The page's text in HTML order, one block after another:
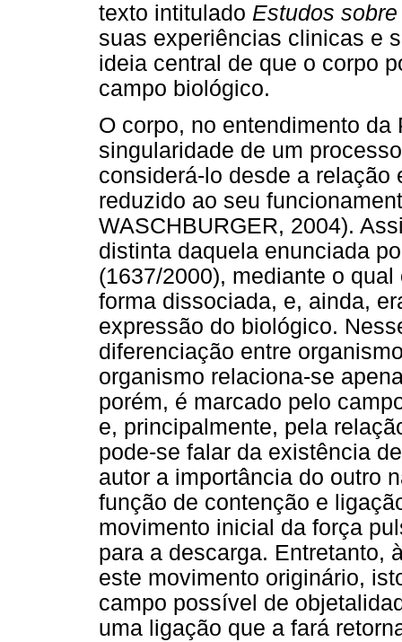
texto intitulado Estudos
suas experiências clinicas e
ideia central de que o corpo
campo biológico.
O corpo, no entendimento
singularidade de um
considerá-lo desde a
reduzido ao seu
WASCHBURGER, 2004).
distinta daquela enunciada
(1637/2000), mediante o
forma dissociada, e, ainda,
expressão do biológico.
diferenciação entre
organismo relaciona-se
porém, é marcado pelo
e, principalmente, pela
pode-se falar da existência
autor a importância do outro
função de contenção e
movimento inicial da força
para a descarga. Entretanto,
este movimento originário,
campo possível de
uma ligação que a fará